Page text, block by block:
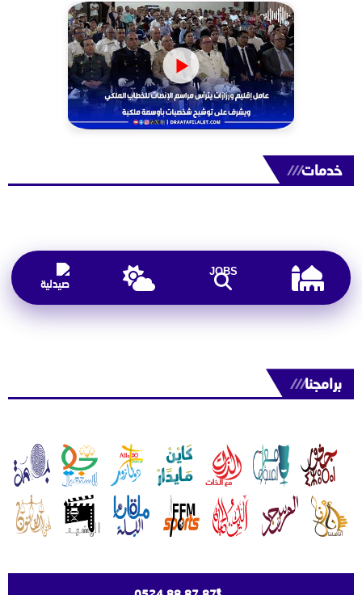
خدمات///
JOBS
برامجنا///